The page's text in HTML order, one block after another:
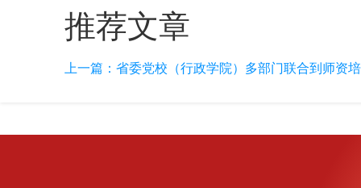
推荐文章
上一篇： 省委党校（行政学院）多部门联合到师资